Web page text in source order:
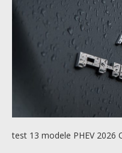
test 13 modele PHEV 2026